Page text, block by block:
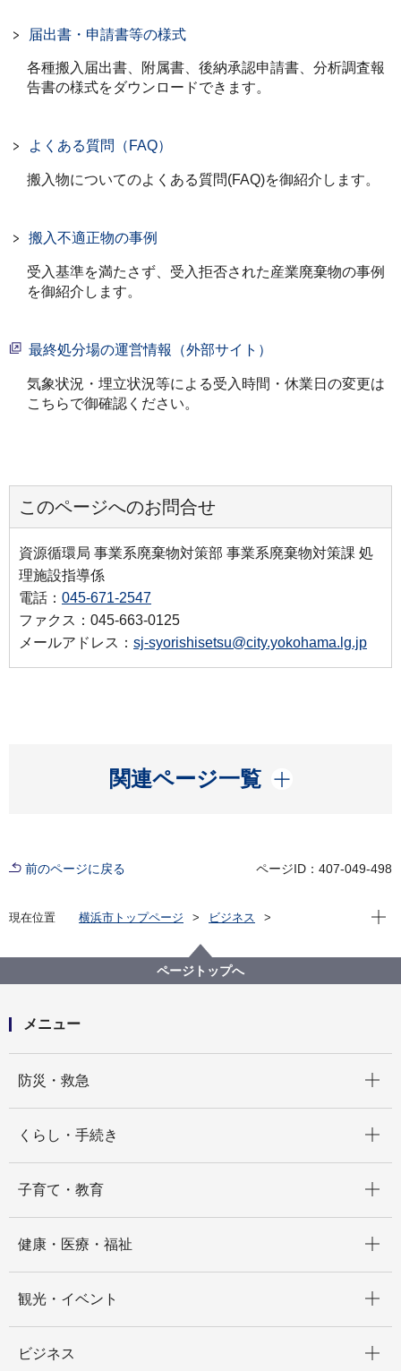
届出書・申請書等の様式
各種搬入届出書、附属書、後納承認申請書、分析調査報
告書の様式をダウンロードできます。
よくある質問（FAQ）
搬入物についてのよくある質問(FAQ)を御紹介します。
搬入不適正物の事例
受入基準を満たさず、受入拒否された産業廃棄物の事例
を御紹介します。
最終処分場の運営情報（外部サイト）
気象状況・埋立状況等による受入時間・休業日の変更は
こちらで御確認ください。
このページへのお問合せ
資源循環局 事業系廃棄物対策部 事業系廃棄物対策課 処
理施設指導係
電話： 045-671-2547
ファクス：045-663-0125
メールアドレス： sj-syorishisetsu@city.yokohama.lg.jp
関連ページ一覧
開く
前のページに戻る ページID：407-049-498
現在位置 横浜市トップページ
ビジネス
その他産業廃棄物関連
南本牧第５ブロック廃棄物最終処分場への産業廃棄物
の搬入について
現在
ページトップへ
メニュー
防災・救急
くらし・手続き
子育て・教育
健康・医療・福祉
観光・イベント
ビジネス